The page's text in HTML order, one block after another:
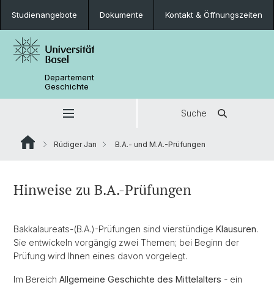
Studienangebote Dokumente Kontakt & Öffnungszeiten
Departement
Geschichte
Suche
Rüdiger Jan B.A.- und M.A.-Prüfungen
Hinweise zu B.A.-Prüfungen
Bakkalaureats-(B.A.)-Prüfungen sind vierstündige Klausuren.
Sie entwickeln vorgängig zwei Themen; bei Beginn der
Prüfung wird Ihnen eines davon vorgelegt.
Im Bereich Allgemeine Geschichte des Mittelalters - ein